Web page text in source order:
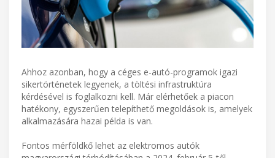
Ahhoz azonban, hogy a céges e-autó-programok igazi
sikertörténetek legyenek, a töltési infrastruktúra
kérdésével is foglalkozni kell. Már elérhetőek a piacon
hatékony, egyszerűen telepíthető megoldások is, amelyek
alkalmazására hazai példa is van.
Fontos mérföldkő lehet az elektromos autók